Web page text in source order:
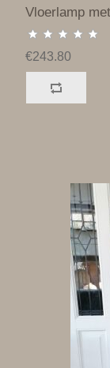
Vloerlamp
€243.80